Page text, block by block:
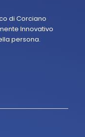
di Corciano
Innovativo
persona.